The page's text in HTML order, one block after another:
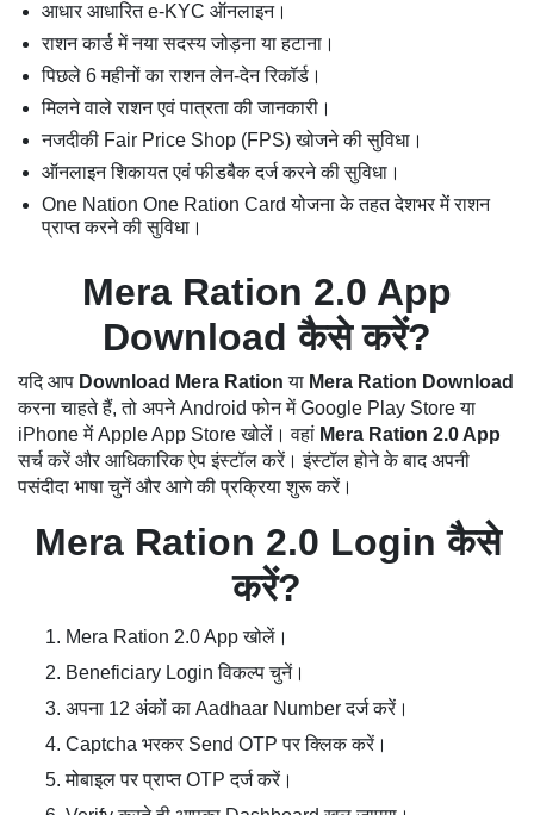
आधार आधारित e-KYC ऑनलाइन।
राशन कार्ड में नया सदस्य जोड़ना या हटाना।
पिछले 6 महीनों का राशन लेन-देन रिकॉर्ड।
मिलने वाले राशन एवं पात्रता की जानकारी।
नजदीकी Fair Price Shop (FPS) खोजने की सुविधा।
ऑनलाइन शिकायत एवं फीडबैक दर्ज करने की सुविधा।
One Nation One Ration Card योजना के तहत देशभर में राशन
प्राप्त करने की सुविधा।
Mera Ration 2.0 App
Download कैसे करें?
यदि आप Download Mera Ration या Mera Ration Download
करना चाहते हैं, तो अपने Android फोन में Google Play Store या
iPhone में Apple App Store खोलें। वहां Mera Ration 2.0 App
सर्च करें और आधिकारिक ऐप इंस्टॉल करें। इंस्टॉल होने के बाद अपनी
पसंदीदा भाषा चुनें और आगे की प्रक्रिया शुरू करें।
Mera Ration 2.0 Login कैसे
करें?
Mera Ration 2.0 App खोलें।
Beneficiary Login विकल्प चुनें।
अपना 12 अंकों का Aadhaar Number दर्ज करें।
Captcha भरकर Send OTP पर क्लिक करें।
मोबाइल पर प्राप्त OTP दर्ज करें।